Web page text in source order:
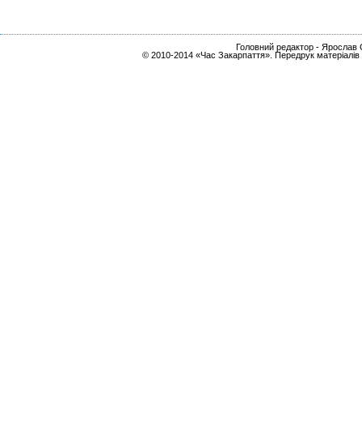
Головний редактор - Ярослав
© 2010-2014 «Час Закарпаття». Передрук